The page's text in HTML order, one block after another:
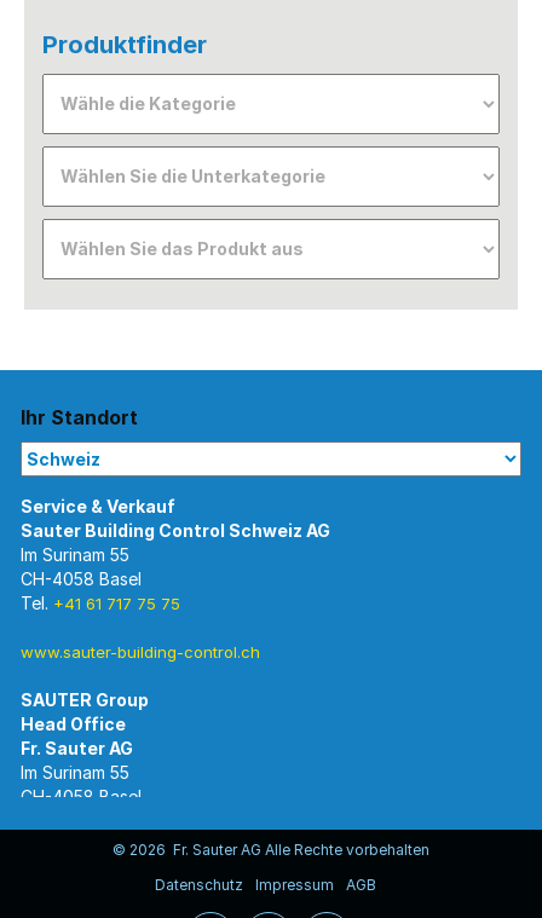
Produktfinder
Ihr Standort
Service & Verkauf
Im Surinam 55
CH-4058 Basel
Tel. +41 61 717 75 75
www.sauter-building-control.ch
SAUTER Group
Head Office
Im Surinam 55
CH-4058 Basel
www.sauter-controls.com
© 2026 Fr. Sauter AG Alle Rechte vorbehalten
Datenschutz
Impressum AGB